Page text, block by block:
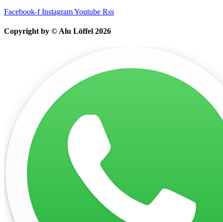
Facebook-f InstagramYoutube Rss
Copyright by © Alu Löffel 2026